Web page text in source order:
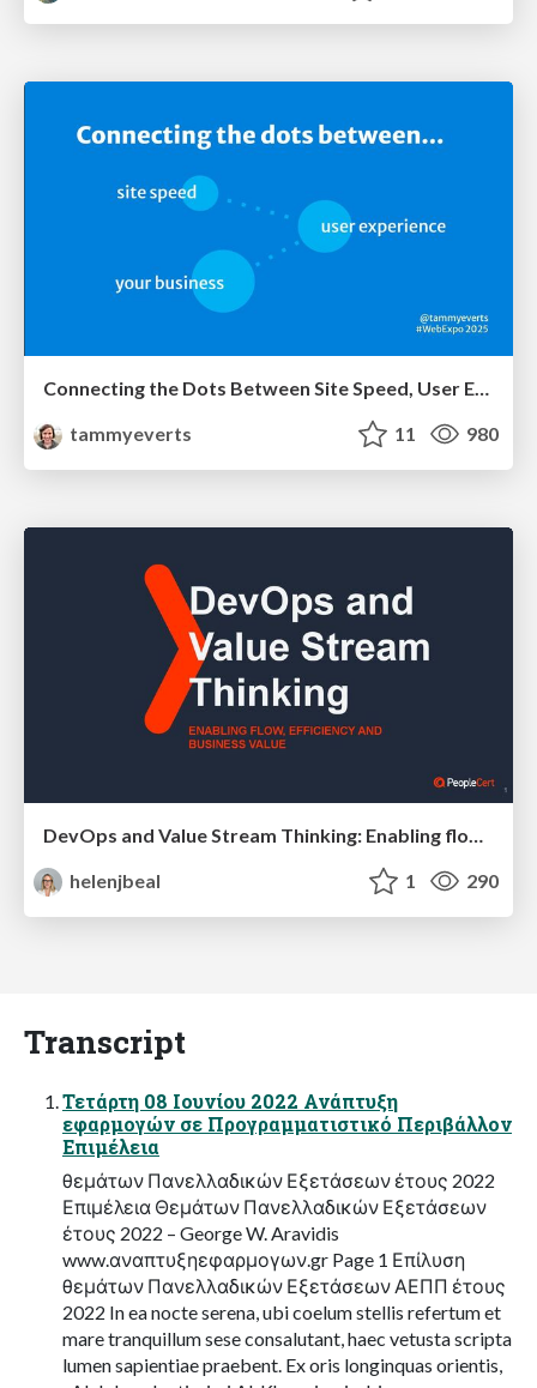
Connecting the Dots Between Site Speed, User Experience & Your Business [WebExpo 2025]
tammyeverts
11 980
helenjbeal
1 290
Transcript
Τετάρτη 08 Ιουνίου 2022 Ανάπτυξη
εφαρμογών σε Προγραμματιστικό Περιβάλλον
Επιμέλεια
θεμάτων Πανελλαδικών Εξετάσεων έτους 2022
Επιμέλεια Θεμάτων Πανελλαδικών Εξετάσεων
έτους 2022 – George W. Aravidis
www.αναπτυξηεφαρμογων.gr Page 1 Επίλυση
θεμάτων Πανελλαδικών Εξετάσεων ΑΕΠΠ έτους
2022 In ea nocte serena, ubi coelum stellis refertum et
mare tranquillum sese consalutant, haec vetusta scripta
lumen sapientiae praebent. Ex oris longinquas orientis,